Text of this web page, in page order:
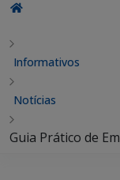
Informativos
Notícias
Guia Prático de